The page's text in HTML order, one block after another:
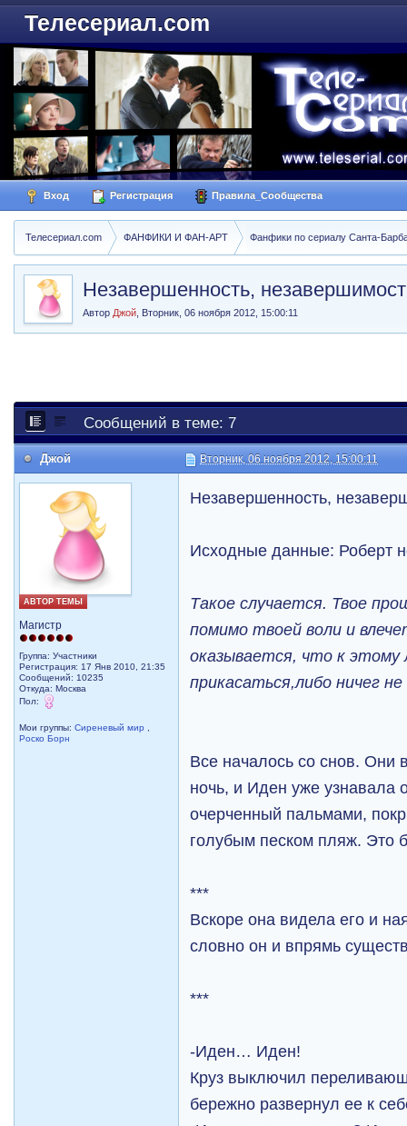
Телесериал.com
Вход Регистрация Правила_Сообщества
Телесериал.com ФАНФИКИ И ФАН-АРТ Фанфики по сериалу Санта-
Незавершенность,
Автор Джой Вторник, 06 ноября 2012, 15:00:11
Сообщений в теме: 7
Джой Вторник, 06 ноября 2012, 15:00:11
АВТОР ТЕМЫ
Магистр
Группа: Участники
Регистрация: 17 Янв 2010, 21:35
Сообщений: 10235
Откуда: Москва
Пол:
Мои группы:Сиреневый мир
Роско Борн
Незавершенность,
Исходные данные: Роберт
Такое случается. Твое
помимо твоей воли и
оказывается, что к этому
прикасаться,либо ничег
Все началось со снов. Они
ночь, и Иден уже узнавала
очерченный пальмами,
голубым песком пляж. Это
***
Вскоре она видела его и
словно он и впрямь
***
-Иден… Иден!
Круз выключил
бережно развернул ее к